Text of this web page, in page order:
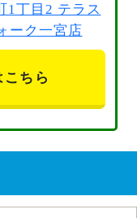
1丁目2 テラス
ーク一宮店
ちら